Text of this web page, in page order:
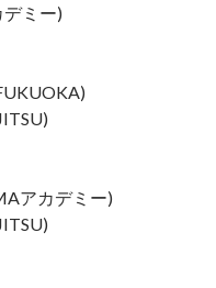
ミー)
アカデミー)